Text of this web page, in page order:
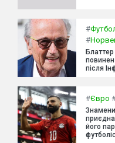
#
#
після
#Євро
його